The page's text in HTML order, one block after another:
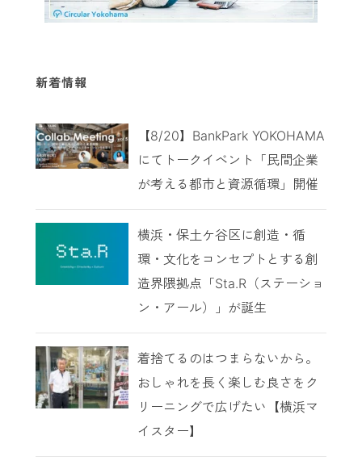
新着情報
【8/20】BankPark YOKOHAMA
にてトークイベント「民間企業
が考える都市と資源循環」開催
横浜・保土ケ谷区に創造・循
環・文化をコンセプトとする創
造界隈拠点「Sta.R（ステーショ
ン・アール）」が誕生
着捨てるのはつまらないから。
おしゃれを長く楽しむ良さをク
リーニングで広げたい【横浜マ
イスター】